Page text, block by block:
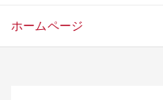
ホームページ